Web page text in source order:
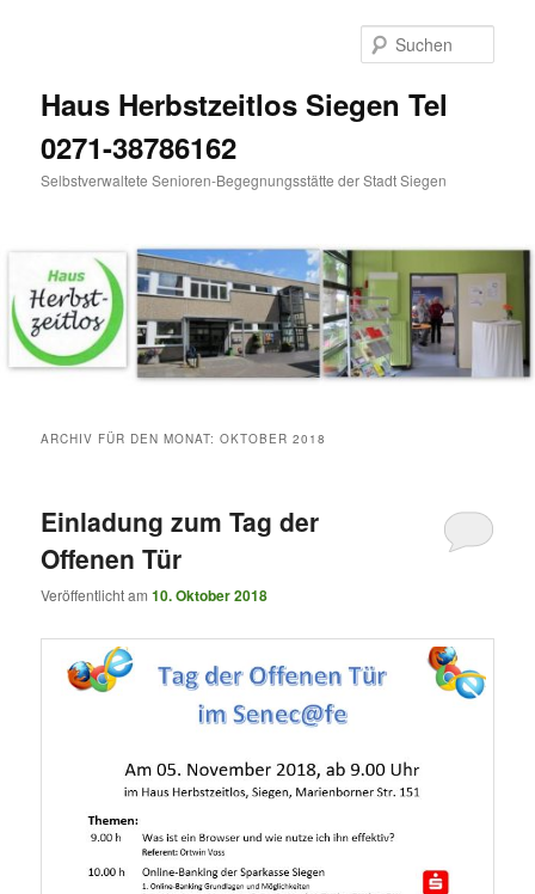
Haus Herbstzeitlos Siegen Tel
0271-38786162
Selbstverwaltete Senioren-Begegnungsstätte der Stadt Siegen
ARCHIV FÜR DEN MONAT:OKTOBER 2018
Einladung zum Tag der
Offenen Tür
Veröffentlicht am10. Oktober 2018